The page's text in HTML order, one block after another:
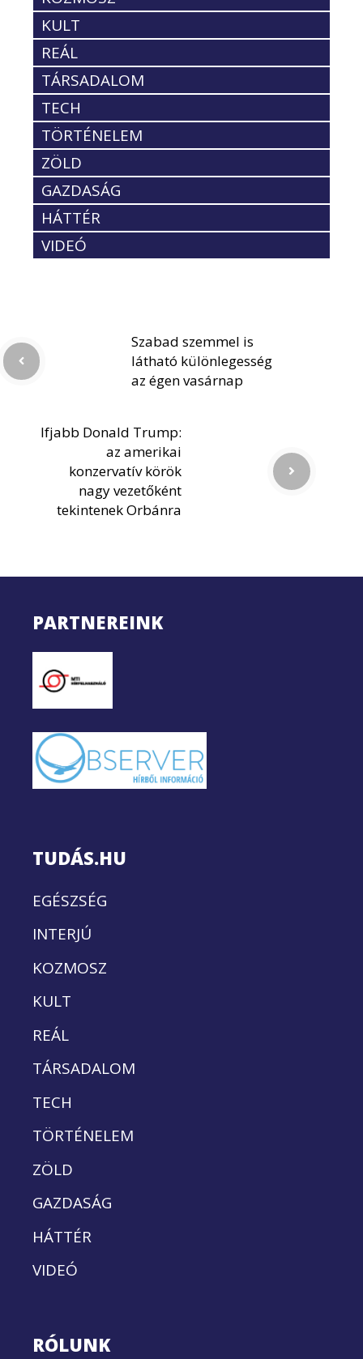
KULT
REÁL
TÁRSADALOM
TECH
TÖRTÉNELEM
ZÖLD
GAZDASÁG
HÁTTÉR
VIDEÓ
Szabad szemmel is
látható különlegesség
az égen vasárnap
Ifjabb Donald Trump:
az amerikai
konzervatív körök
nagy vezetőként
tekintenek Orbánra
PARTNEREINK
TUDÁS.HU
EGÉSZSÉG
INTERJÚ
KOZMOSZ
KULT
REÁL
TÁRSADALOM
TECH
TÖRTÉNELEM
ZÖLD
GAZDASÁG
HÁTTÉR
VIDEÓ
RÓLUNK